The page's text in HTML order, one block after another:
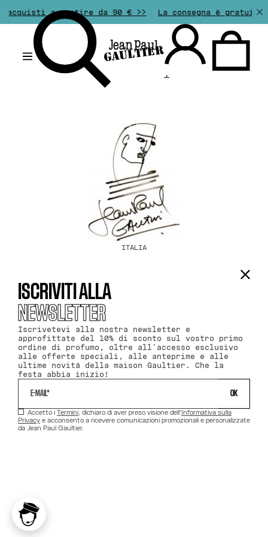
a partire da 90 € >> La consegna è
.
ITALIA
ISCRIVITI ALLA
NEWSLETTER
Iscrivetevi alla nostra newsletter e
approfittate del 10% di sconto sul vostro primo
ordine di profumo, oltre all'accesso esclusivo
alle offerte speciali, alle anteprime e alle
ultime novità della maison Gaultier. Che la
festa abbia inizio!
OK
Accetto i Termini, dichiaro di aver preso visione dell'Informativa sulla
Privacy e acconsento a ricevere comunicazioni promozionali e personalizzate
da Jean Paul Gaultier.